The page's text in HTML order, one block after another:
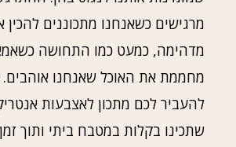
מרגישים כשאנחנו מתכוננים
מדהימה, כמעט כמו התחושה
מחממת את האוכל שאנחנו אוהבים.
להעביר לכם מתכון לאצבעות
שתכינו בקלות במטבח ביתי ותוך